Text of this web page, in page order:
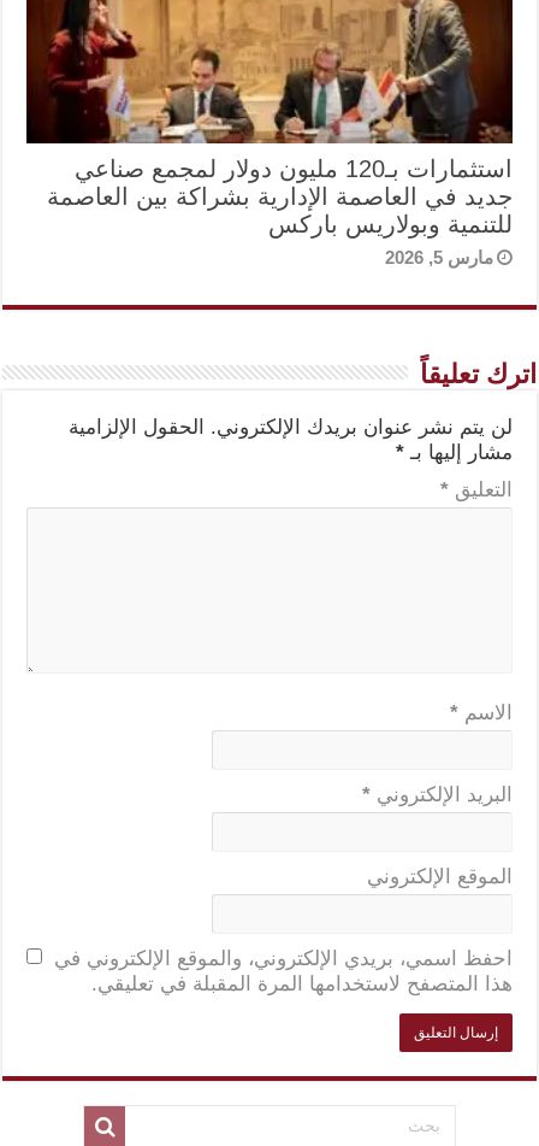
استثمارات بـ120 مليون دولار لمجمع صناعي
جديد في العاصمة الإدارية بشراكة بين العاصمة
للتنمية وبولاريس باركس
مارس 5, 2026
اترك تعليقاً
لن يتم نشر عنوان بريدك الإلكتروني.
الحقول الإلزامية
مشار إليها بـ *
التعليق *
الاسم *
البريد الإلكتروني *
الموقع الإلكتروني
احفظ اسمي، بريدي الإلكتروني، والموقع الإلكتروني في
هذا المتصفح لاستخدامها المرة المقبلة في تعليقي.